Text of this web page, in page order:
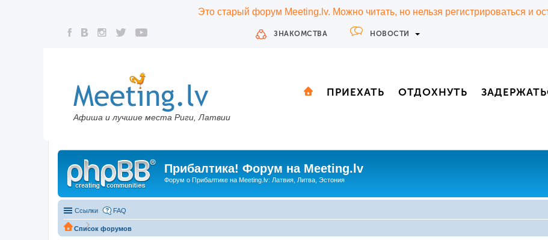
Это старый форум Meeting.lv. Можно читать, но нельзя регистрироваться и
ЗНАКОМСТВА НОВОСТИ
Афиша и лучшие места Риги, Латвии
ПРИЕХАТЬ ОТДОХНУТЬ
Прибалтика! Форум на Meeting.lv
Форум о Прибалтике на Meeting.lv: Латвия, Литва, Эстония
Ссылки FAQ
Список форумов